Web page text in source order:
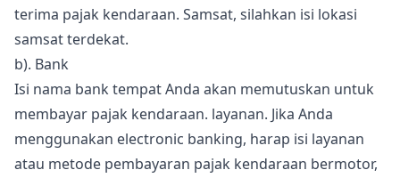
terima pajak kendaraan. Samsat, silahkan isi lokasi
samsat terdekat.
b). Bank
Isi nama bank tempat Anda akan memutuskan untuk
membayar pajak kendaraan. layanan. Jika Anda
menggunakan electronic banking, harap isi layanan
atau metode pembayaran pajak kendaraan bermotor,